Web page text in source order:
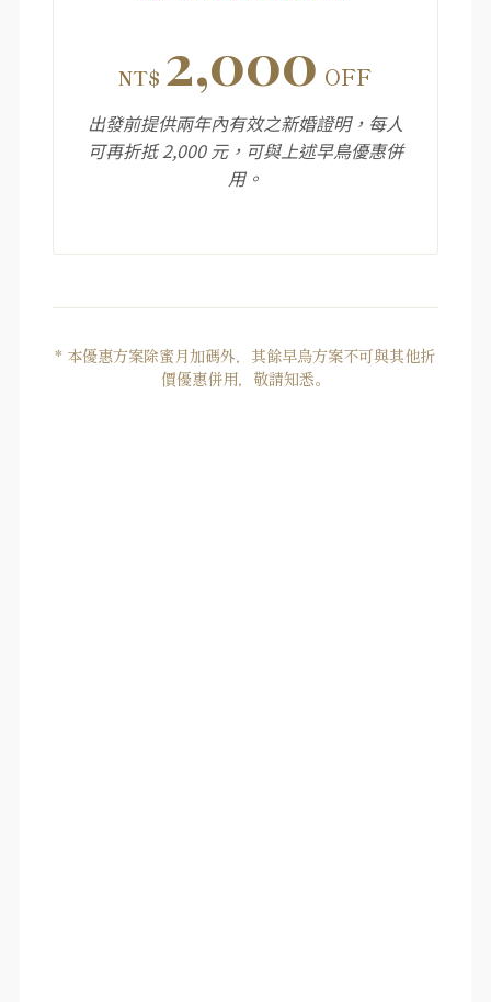
NT$ 2,000 OFF
出發前提供兩年內有效之新婚證明，每人
可再折抵 2,000 元，可與上述早鳥優惠併
用。
* 本優惠方案除蜜月加碼外，其餘早鳥方案不可與其他折
價優惠併用，敬請知悉。